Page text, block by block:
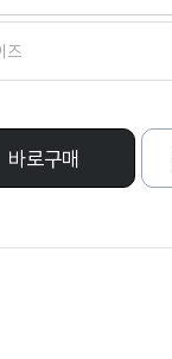
바로구매